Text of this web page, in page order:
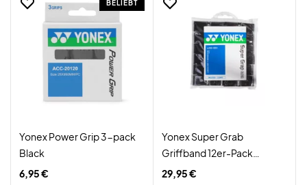
BELIEBT
Yonex Power Grip 3-pack
Black
6,95 €
Yonex Super Grab
Griffband 12er-Pack
Schwarz
29,95 €